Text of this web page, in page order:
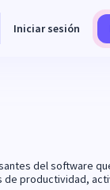
Iniciar sesión